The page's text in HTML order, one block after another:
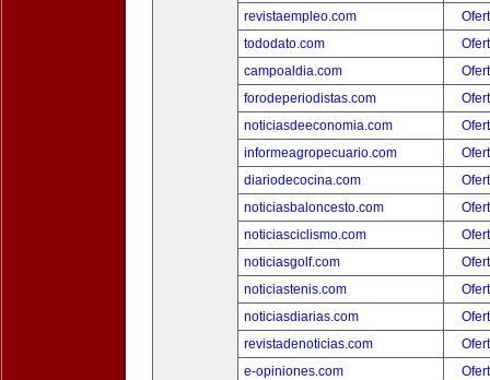
revistaempleo.com
tododato.com
campoaldia.com
forodeperiodistas.com
noticiasdeeconomia.com
informeagropecuario.com
diariodecocina.com
noticiasbaloncesto.com
noticiasciclismo.com
noticiasgolf.com
noticiastenis.com
noticiasdiarias.com
revistadenoticias.com
e-opiniones.com